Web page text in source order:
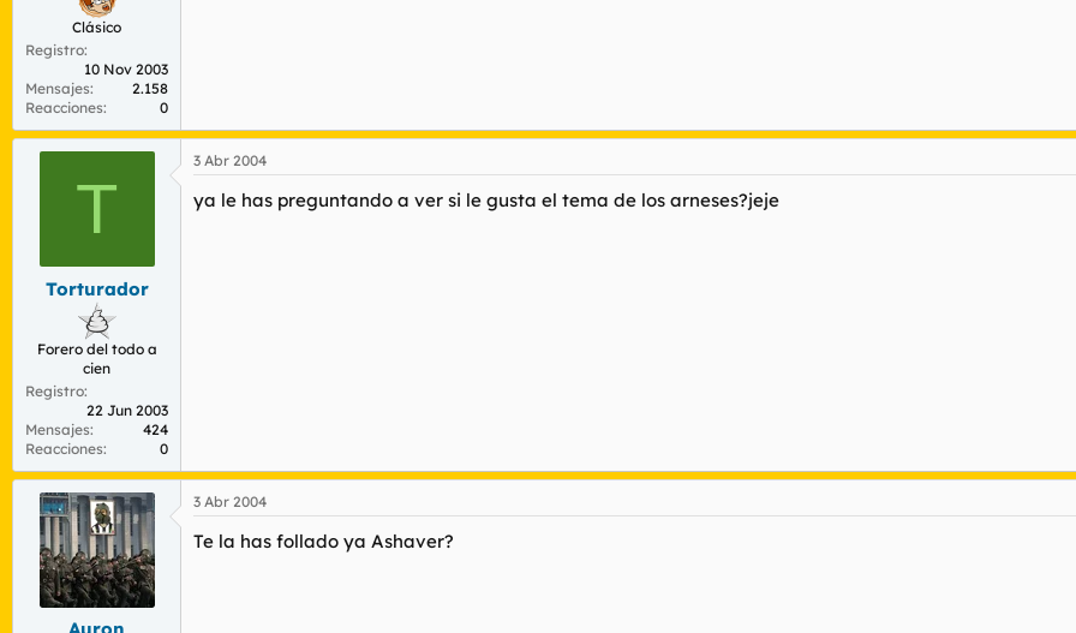
Clásico
Registro
10 Nov 2003
Mensajes
2.158
Reacciones
0
T
Torturador
Forero del todo a
cien
Registro
22 Jun 2003
Mensajes
424
Reacciones
0
3 Abr 2004
ya le has preguntando a ver si le gusta el tema de los arneses?jeje
3 Abr 2004
Te la has follado ya Ashaver?